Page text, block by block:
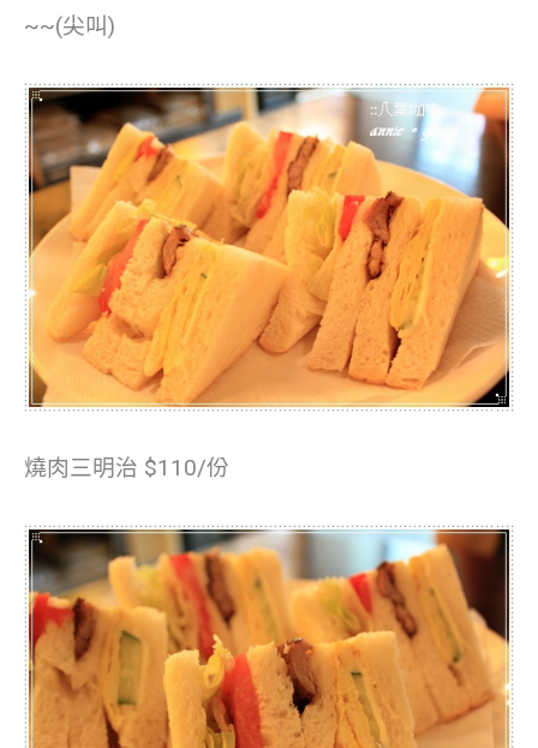
~~(尖叫)
燒肉三明治 $110/份